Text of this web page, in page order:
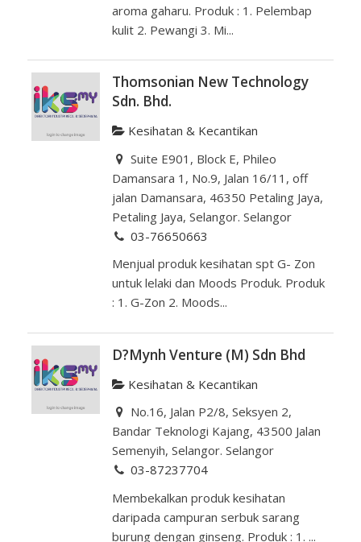
aroma gaharu. Produk : 1. Pelembap
kulit 2. Pewangi 3. Mi...
Thomsonian New Technology
Sdn. Bhd.
Kesihatan & Kecantikan
Suite E901, Block E, Phileo
Damansara 1, No.9, Jalan 16/11, off
jalan Damansara, 46350 Petaling Jaya,
Petaling Jaya, Selangor. Selangor
03-76650663
Menjual produk kesihatan spt G- Zon
untuk lelaki dan Moods Produk. Produk
: 1. G-Zon 2. Moods...
D?Mynh Venture (M) Sdn Bhd
Kesihatan & Kecantikan
No.16, Jalan P2/8, Seksyen 2,
Bandar Teknologi Kajang, 43500 Jalan
Semenyih, Selangor. Selangor
03-87237704
Membekalkan produk kesihatan
daripada campuran serbuk sarang
burung dengan ginseng. Produk : 1. ...